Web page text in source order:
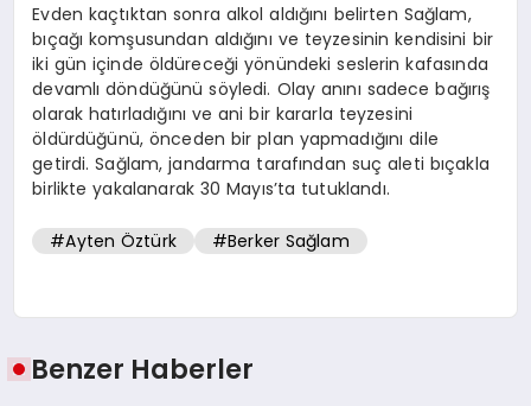
Evden kaçtıktan sonra alkol aldığını belirten Sağlam,
bıçağı komşusundan aldığını ve teyzesinin kendisini bir
iki gün içinde öldüreceği yönündeki seslerin kafasında
devamlı döndüğünü söyledi. Olay anını sadece bağırış
olarak hatırladığını ve ani bir kararla teyzesini
öldürdüğünü, önceden bir plan yapmadığını dile
getirdi. Sağlam, jandarma tarafından suç aleti bıçakla
birlikte yakalanarak 30 Mayıs’ta tutuklandı.
#Ayten Öztürk #Berker Sağlam
Benzer Haberler